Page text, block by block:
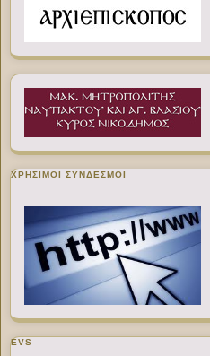
ΧΡΉΣΙΜΟΙ ΣΎΝΔΕΣΜΟΙ
EVS